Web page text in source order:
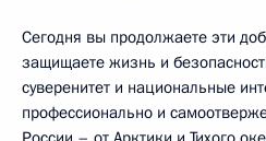
Сегодня вы продолжаете эти
защищаете жизнь и
суверенитет и национальные
профессионально и